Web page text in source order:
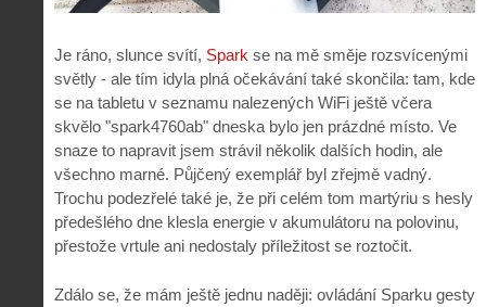
Je ráno, slunce svítí, Spark se na mě směje rozsvícenými
světly - ale tím idyla plná očekávání také skončila: tam, kde
se na tabletu v seznamu nalezených WiFi ještě včera
skvělo "spark4760ab" dneska bylo jen prázdné místo. Ve
snaze to napravit jsem strávil několik dalších hodin, ale
všechno marné. Půjčený exemplář byl zřejmě vadný.
Trochu podezřelé také je, že při celém tom martýriu s hesly
předešlého dne klesla energie v akumulátoru na polovinu,
přestože vrtule ani nedostaly příležitost se roztočit.
Zdálo se, že mám ještě jednu naději: ovládání Sparku gesty